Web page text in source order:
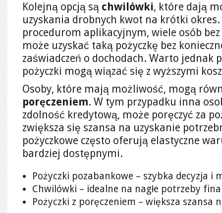
Kolejną opcją są chwilówki, które dają
uzyskania drobnych kwot na krótki
procedurom aplikacyjnym, wiele osób
może uzyskać taką pożyczkę bez
zaświadczeń o dochodach. Warto jednak
pożyczki mogą wiązać się z wyższymi
Osoby, które mają możliwość, mogą
poręczeniem. W tym przypadku inna
zdolność kredytową, może poręczyć za
zwiększa się szansa na uzyskanie
pożyczkowe często oferują elastyczne
bardziej dostępnymi.
Pożyczki pozabankowe – szybka decyzja i
Chwilówki – idealne na nagłe potrzeby
Pożyczki z poręczeniem – większa szansa